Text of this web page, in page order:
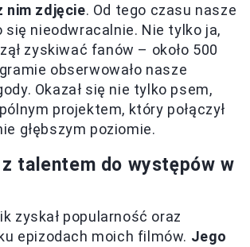
nim zdjęcie. Od tego czasu nasze
się nieodwracalnie. Nie tylko ja,
zyskiwać fanów – około 500
obserwowało nasze
Okazał się nie tylko psem,
projektem, który połączył
głębszym poziomie.
talentem do występów w
zyskał popularność oraz
epizodach moich filmów. Jego